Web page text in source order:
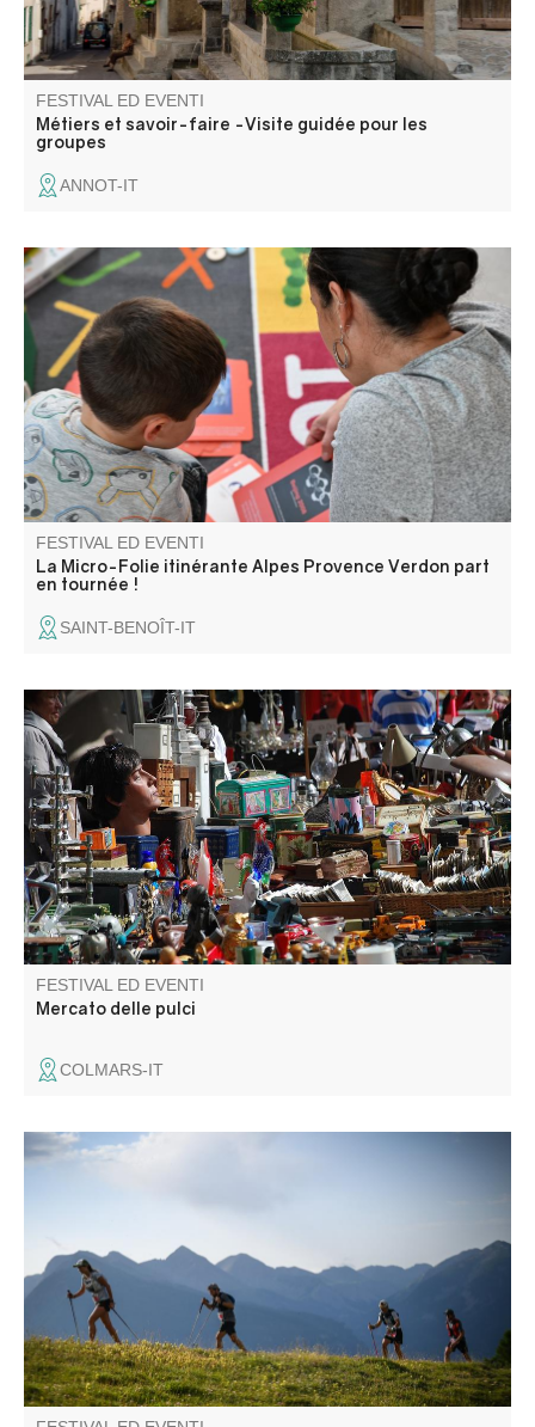
FESTIVAL ED EVENTI
Métiers et savoir-faire -Visite guidée pour les
groupes
ANNOT-IT
La Micro-Folie itinérante Alpes Provence Verdon s'installe
à Saint-Benoît ! La Micro-Folie c'est un musée
numérique, un espace de réalité virtuelle, un fablab et
une ludothèque. Une programmation riche et ludique
vous attend pour petits et grands.
FESTIVAL ED EVENTI
La Micro-Folie itinérante Alpes Provence Verdon part
en tournée !
SAINT-BENOÎT-IT
Foire aux puces dans les fortifications. Venez chiner et
trouver de jolis petits trésors. Exposants : inscriptions
auprès de Béatrice
FESTIVAL ED EVENTI
Mercato delle pulci
COLMARS-IT
bambini.